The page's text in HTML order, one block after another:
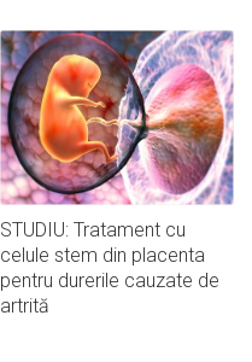
STUDIU: Tratament cu
celule stem din placenta
pentru durerile cauzate de
artrită